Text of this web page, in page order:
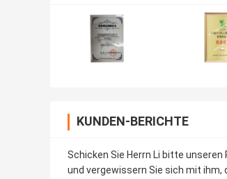
KUNDEN-BERICHTE
Schicken Sie Herrn Li bitte unseren
und vergewissern Sie sich mit ihm,